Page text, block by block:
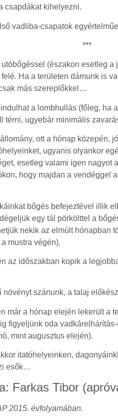
csapdákat kihelyezni.
vadliba-csapatok
***
(északon esetleg a
Ha a területen dámunk is
más szereplőkkel…
a lombhullás (főleg, ha
térni, ugyebár minimális
ott a hónap közepén,
ugyanis olyankor
esetleg valami igen nagyot
hogy majdan a vendéggel
bőgés befejeztével illik
egy tál pörkölttel a
nekik az elmúlt hónapban
mustra végén).
az időszakban kopik a
szánunk, a talaj
már a hónap elején lekerült a
figyeljünk oda
mint augusztus elején).
itatóhelyeinken,
esők…
Farkas Tibor
2015. évfolyamában.